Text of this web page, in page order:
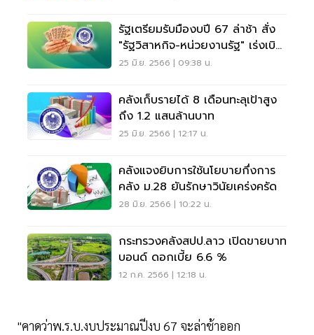
รัฐเตรียมรับมืองบปี 67 ล่าช้า สั่ง
"รัฐวิสาหกิจ-หน่วยงานรัฐ" เร่งเบิก
จ่าย
25 มิ.ย. 2566 | 09:38 น.
คลังเก็บรายได้ 8 เดือนทะลุเป้าสูง
ถึง 1.2 แสนล้านบาท
25 มิ.ย. 2566 | 12:17 น.
คลังแจงยิบการใช้นโยบายกึ่งการ
คลัง ม.28 ยันรักษาวินัยเคร่งครัด
28 มิ.ย. 2566 | 10:22 น.
กระทรวงคลังสปป.ลาว เปิดขายบาท
บอนด์ ดอกเบี้ย 6.6 %
12 ก.ค. 2566 | 12:18 น.
"คาดว่าพ.ร.บ.งบประมาณปีงบ 67 จะล่าช้าออก